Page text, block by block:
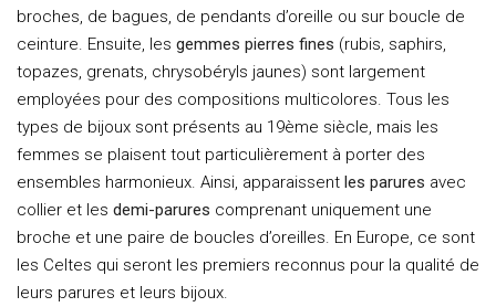
broches, de bagues, de pendants d’oreille ou sur boucle de
ceinture. Ensuite, les gemmes pierres fines (rubis, saphirs,
topazes, grenats, chrysobéryls jaunes) sont largement
employées pour des compositions multicolores. Tous les
types de bijoux sont présents au 19ème siècle, mais les
femmes se plaisent tout particulièrement à porter des
ensembles harmonieux. Ainsi, apparaissent les parures avec
collier et les demi-parures comprenant uniquement une
broche et une paire de boucles d’oreilles. En Europe, ce sont
les Celtes qui seront les premiers reconnus pour la qualité de
leurs parures et leurs bijoux.